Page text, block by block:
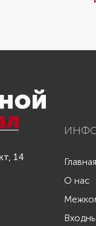
14
Главная
О нас